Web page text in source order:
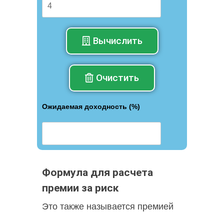
Вычислить
Очистить
Ожидаемая доходность (%)
Формула для расчета
премии за риск
Это также называется премией